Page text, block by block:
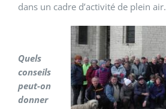
dans un cadre d’activité de plein air.
Quels
conseils
peut-on
donner